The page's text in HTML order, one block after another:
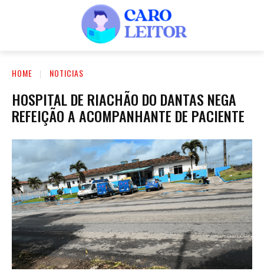
HOME NOTICIAS
HOSPITAL DE RIACHÃO DO DANTAS NEGA
REFEIÇÃO A ACOMPANHANTE DE PACIENTE